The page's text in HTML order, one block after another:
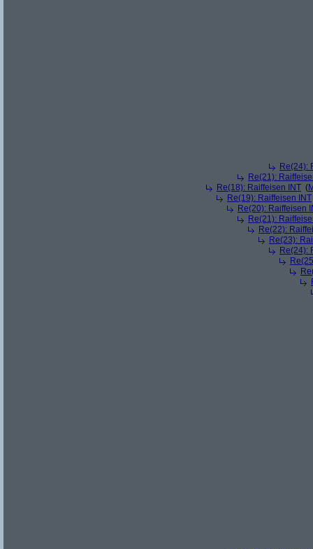
Re(24):
Re(21):
Re(18): Raiffeisen INT (
Re(19): Raiffeisen INT
Re(20): Raiffeisen
Re(21):
Re(22):
Re(23):
Re(24):